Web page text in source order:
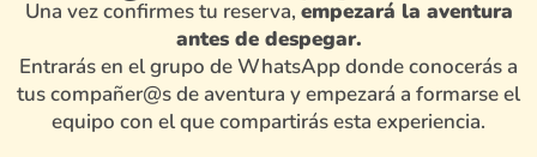
Una vez confirmes tu reserva, empezará la aventura
antes de despegar.
Entrarás en el grupo de WhatsApp donde conocerás a
tus compañer@s de aventura y empezará a formarse el
equipo con el que compartirás esta experiencia.